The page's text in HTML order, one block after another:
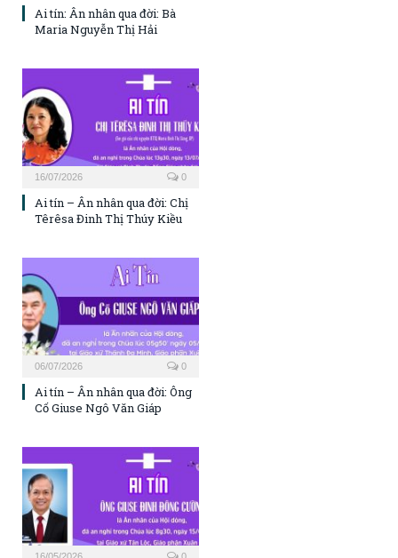
Ai tín: Ân nhân qua đời: Bà
Maria Nguyễn Thị Hải
16/07/2026 0
Ai tín – Ân nhân qua đời: Chị
Têrêsa Đinh Thị Thúy Kiều
06/07/2026 0
Ai tín – Ân nhân qua đời: Ông
Cố Giuse Ngô Văn Giáp